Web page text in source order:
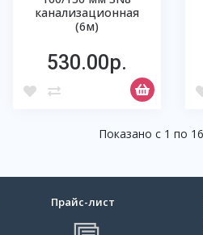
канализационная
(6м)
530.00р.
Показано с 1 по
Прайс-лист